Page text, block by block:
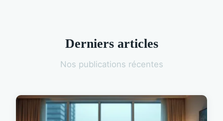
Derniers articles
Nos publications récentes